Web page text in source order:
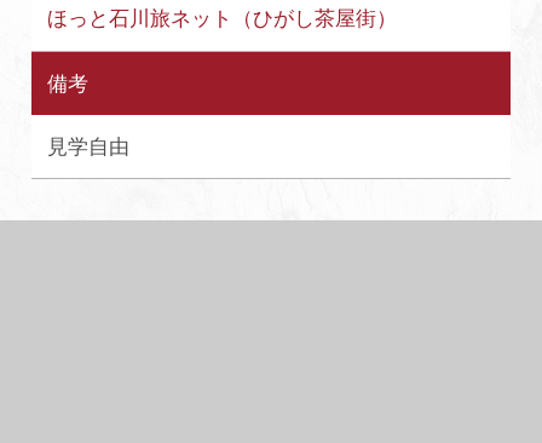
ほっと石川旅ネット（ひがし茶屋街）
備考
見学自由